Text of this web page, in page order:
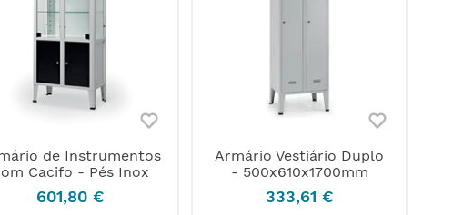
de Instrumentos
Cacifo - Pés Inox
601,80 €
Armário Vestiário Duplo
- 500x610x1700mm
333,61 €